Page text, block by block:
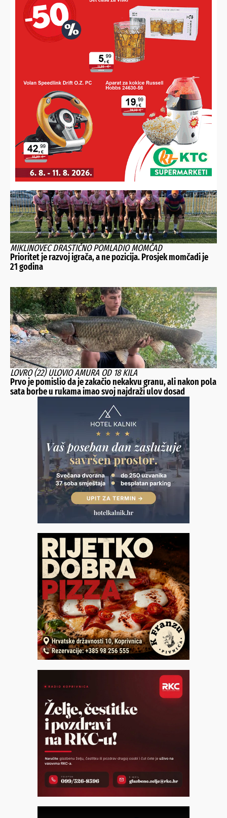
NAJNOVIJE VIJESTI
ISPITAN U BJELOVARU
Bošnjak dobio zabranu prilaska, prijeti mu i višegodišnji
zatvor
MIKLINOVEC DRASTIČNO POMLADIO MOMČAD
Prioritet je razvoj igrača, a ne pozicija. Prosjek momčadi je
21 godina
LOVRO (22) ULOVIO AMURA OD 18 KILA
Prvo je pomislio da je zakačio nekakvu granu, ali nakon pola
sata borbe u rukama imao svoj najdraži ulov dosad